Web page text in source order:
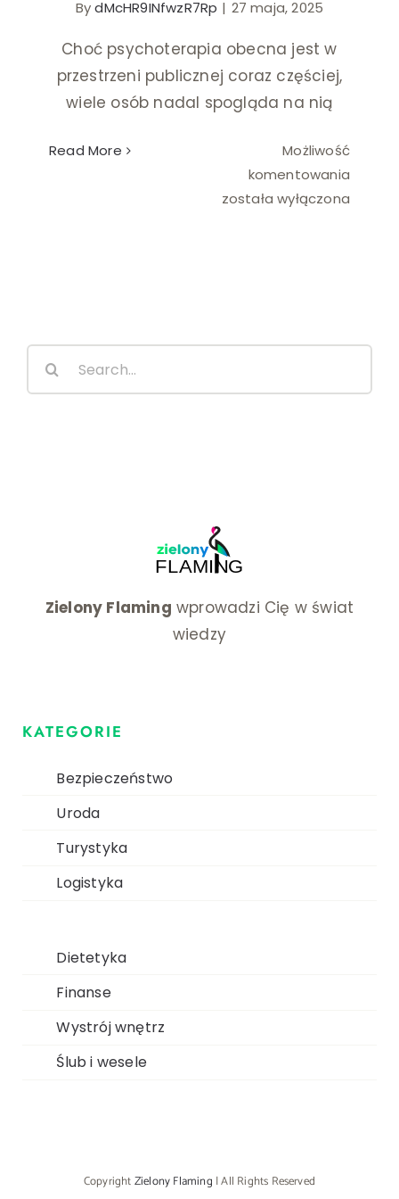
Wystrój wnętrz
BydMcHR9INfwzR7Rp | 27 maja, 2025
Choć psychoterapia obecna jest w
przestrzeni publicznej coraz częściej,
wiele osób nadal spogląda na nią
Read More
Możliwość
komentowania
została wyłączona
Zielony Flaming wprowadzi Cię w świat
wiedzy
KATEGORIE
Bezpieczeństwo
Uroda
Turystyka
Logistyka
Dietetyka
Finanse
Wystrój wnętrz
Ślub i wesele
CopyrightZielony Flaming | All Rights Reserved